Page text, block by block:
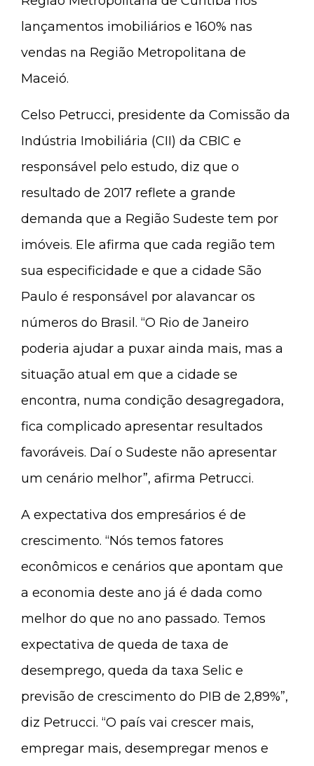
lançamentos imobiliários e 160% nas
vendas na Região Metropolitana de
Maceió.
Celso Petrucci, presidente da Comissão da
Indústria Imobiliária (CII) da CBIC e
responsável pelo estudo, diz que o
resultado de 2017 reflete a grande
demanda que a Região Sudeste tem por
imóveis. Ele afirma que cada região tem
sua especificidade e que a cidade São
Paulo é responsável por alavancar os
números do Brasil. “O Rio de Janeiro
poderia ajudar a puxar ainda mais, mas a
situação atual em que a cidade se
encontra, numa condição desagregadora,
fica complicado apresentar resultados
favoráveis. Daí o Sudeste não apresentar
um cenário melhor”, afirma Petrucci.
A expectativa dos empresários é de
crescimento. “Nós temos fatores
econômicos e cenários que apontam que
a economia deste ano já é dada como
melhor do que no ano passado. Temos
expectativa de queda de taxa de
desemprego, queda da taxa Selic e
previsão de crescimento do PIB de 2,89%”,
diz Petrucci. “O país vai crescer mais,
empregar mais, desempregar menos e